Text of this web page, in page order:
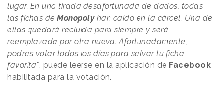
lugar. En una tirada desafortunada de dados, todas
las fichas de Monopolyhan caído en la cárcel. Una de
ellas quedará recluida para siempre y será
reemplazada por otra nueva. Afortunadamente,
podrás votar todos los días para salvar tu ficha
favorita", puede leerse en la aplicación de Facebook
habilitada para la votación.